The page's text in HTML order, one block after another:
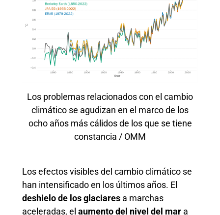
Los problemas relacionados con el cambio
climático se agudizan en el marco de los
ocho años más cálidos de los que se tiene
constancia / OMM
Los efectos visibles del cambio climático se
han intensificado en los últimos años. El
deshielo de los glaciares a marchas
aceleradas, el aumento del nivel del mar a